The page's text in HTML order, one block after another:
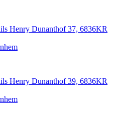
Henry Dunanthof 37, 6836KR
Henry Dunanthof 39, 6836KR